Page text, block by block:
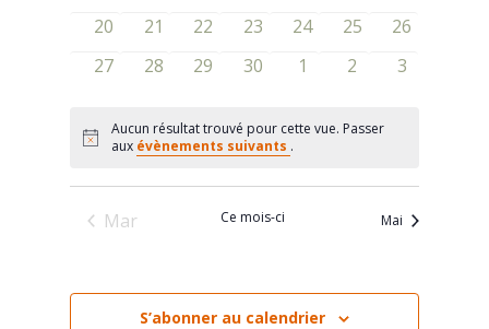
0
20
0
21
0
22
0
23
0
24
0
25
0
26
0
27
0
28
0
29
0
30
01
0
2
0
3
Notice
Aucun résultat trouvé pour cette vue. Passer
aux évènements suivants .
Mar Ce mois-ci Mai
S’abonner au calendrier